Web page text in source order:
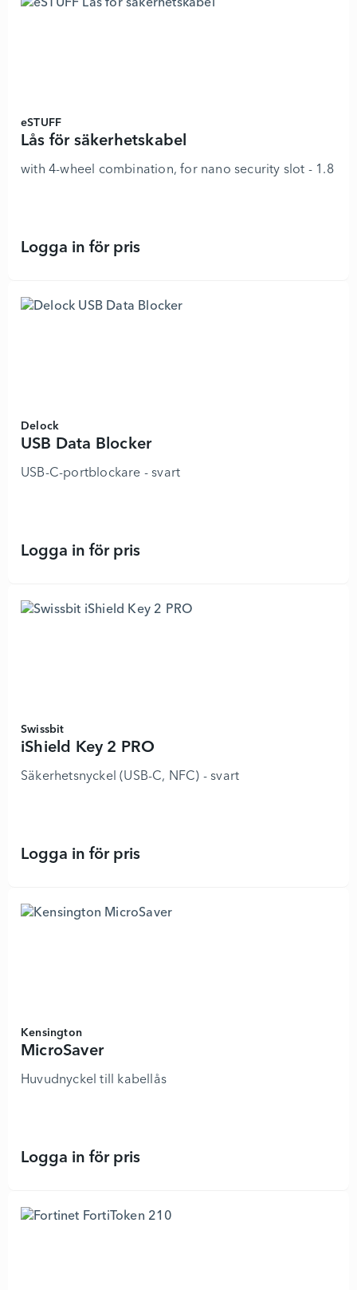
eSTUFF
Lås för säkerhetskabel
with 4-wheel combination, for nano security slot - 1.8 m
Logga in för prisLås för säkerhetskabel - 8807644 -
Delock
USB Data Blocker
USB-C-portblockare - svart
Logga in för prisUSB Data Blocker - 8804052 - Lägg
Swissbit
iShield Key 2 PRO
Säkerhetsnyckel (USB-C, NFC) - svart
Logga in för prisiShield Key 2 PRO - 8797640 -
Kensington
MicroSaver
Huvudnyckel till kabellås
Logga in för prisMicroSaver - 8795557 - Lägg i